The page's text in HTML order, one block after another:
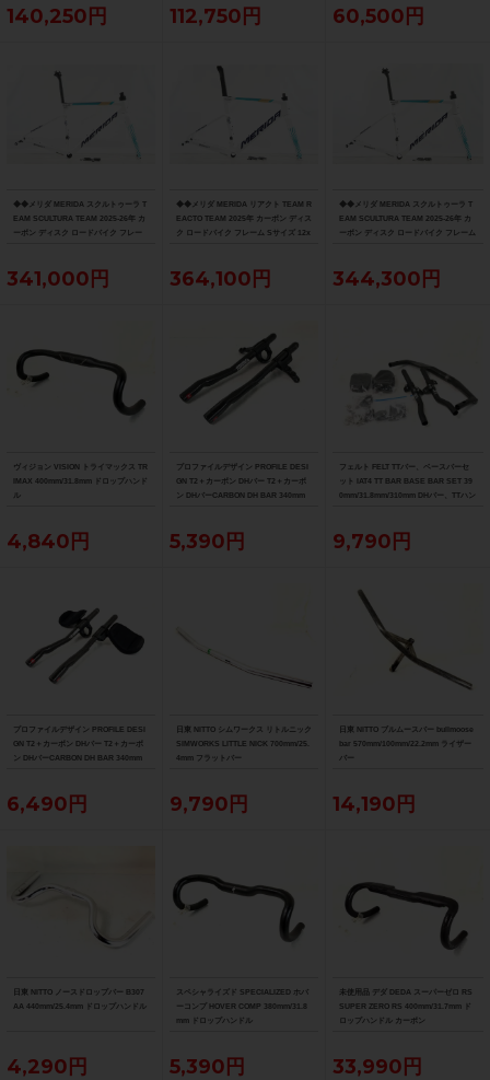
140,250円 112,750円 60,500円
◆◆メリダ MERIDA スクルトゥーラ T
EAM SCULTURA TEAM 2025-26年 カ
ーボン ディスク ロードバイク フレー
341,000円
◆◆メリダ MERIDA リアクト TEAM R
EACTO TEAM 2025年 カーボン ディス
ク ロードバイク フレーム Sサイズ 12x
364,100円
◆◆メリダ MERIDA スクルトゥーラ T
EAM SCULTURA TEAM 2025-26年 カ
ーボン ディスク ロードバイク フレーム
344,300円
ヴィジョン VISION トライマックス TR
IMAX 400mm/31.8mm ドロップハンド
ル
4,840円
プロファイルデザイン PROFILE DESI
GN T2＋カーボン DHバー T2＋カーボ
ン DHバーCARBON DH BAR 340mm
5,390円
フェルト FELT TTバー、ベースバーセ
ット IAT4 TT BAR BASE BAR SET 39
0mm/31.8mm/310mm DHバー、TTハン
9,790円
プロファイルデザイン PROFILE DESI
GN T2＋カーボン DHバー T2＋カーボ
ン DHバーCARBON DH BAR 340mm
6,490円
日東 NITTO シムワークス リトルニック
SIMWORKS LITTLE NICK 700mm/25.
4mm フラットバー
9,790円
日東 NITTO ブルムースバー bullmoose
bar 570mm/100mm/22.2mm ライザー
バー
14,190円
日東 NITTO ノースドロップバー B307
AA 440mm/25.4mm ドロップハンドル
4,290円
スペシャライズド SPECIALIZED ホバ
ーコンプ HOVER COMP 380mm/31.8
mm ドロップハンドル
5,390円
未使用品 デダ DEDA スーパーゼロ RS
SUPER ZERO RS 400mm/31.7mm ド
ロップハンドル カーボン
33,990円